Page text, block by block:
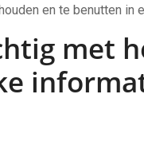
en te benutten in
met